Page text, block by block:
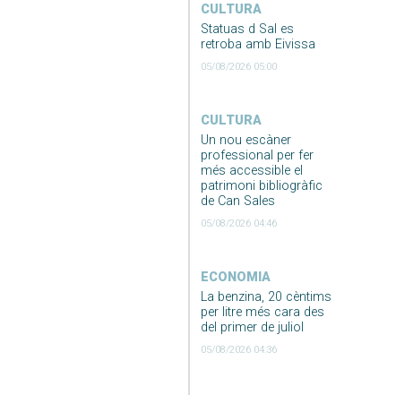
CULTURA
Statuas d Sal es
retroba amb Eivissa
05/08/2026 05:00
CULTURA
Un nou escàner
professional per fer
més accessible el
patrimoni bibliogràfic
de Can Sales
05/08/2026 04:46
ECONOMIA
La benzina, 20 cèntims
per litre més cara des
del primer de juliol
05/08/2026 04:36